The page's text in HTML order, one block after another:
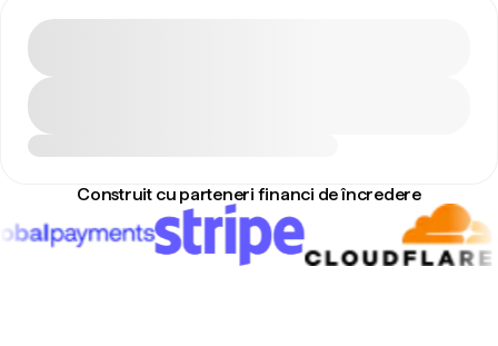
Construit cu parteneri financi de încredere